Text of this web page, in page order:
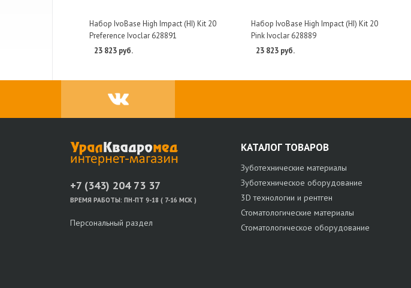
Набор IvoBase High Impact (HI) Kit 20
Preference Ivoclar 628891
23 823 руб.
Набор IvoBase High Impact (HI) Kit 20
Pink Ivoclar 628889
23 823 руб.
КАТАЛОГ ТОВАРОВ
Зуботехнические материалы
Зуботехническое оборудование
3D технологии и рентген
Стоматологические материалы
Стоматологическое оборудование
+7 (343) 204 73 37
ВРЕМЯ РАБОТЫ: ПН-ПТ 9-18 ( 7-16 МСК )
Персональный раздел